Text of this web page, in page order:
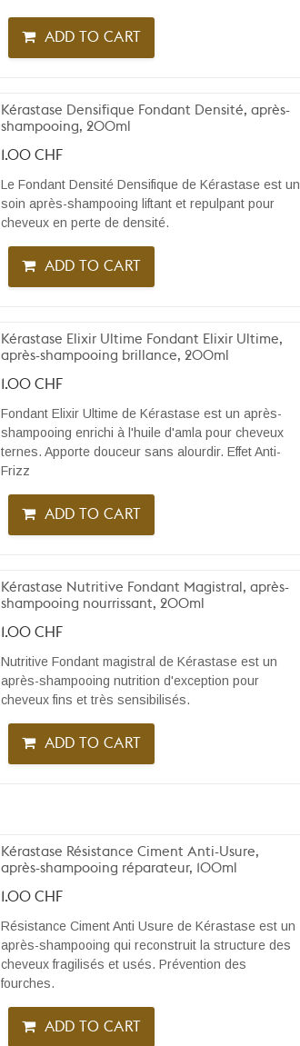
ADD TO CART
Kérastase Densifique Fondant Densité, après-
shampooing, 200ml
1.00 CHF
Le Fondant Densité Densifique de Kérastase est un
soin après-shampooing liftant et repulpant pour
cheveux en perte de densité.
ADD TO CART
Kérastase Elixir Ultime Fondant Elixir Ultime,
après-shampooing brillance, 200ml
1.00 CHF
Fondant Elixir Ultime de Kérastase est un après-
shampooing enrichi à l'huile d'amla pour cheveux
ternes. Apporte douceur sans alourdir. Effet Anti-
Frizz
ADD TO CART
Kérastase Nutritive Fondant Magistral, après-
shampooing nourrissant, 200ml
1.00 CHF
Nutritive Fondant magistral de Kérastase est un
après-shampooing nutrition d'exception pour
cheveux fins et très sensibilisés.
ADD TO CART
Kérastase Résistance Ciment Anti-Usure,
après-shampooing réparateur, 100ml
1.00 CHF
Résistance Ciment Anti Usure de Kérastase est un
après-shampooing qui reconstruit la structure des
cheveux fragilisés et usés. Prévention des
fourches.
ADD TO CART